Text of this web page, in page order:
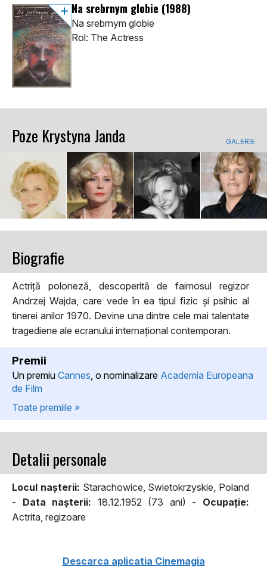
Na srebrnym globie (1988)
Na srebrnym globie
Rol: The Actress
Poze Krystyna Janda GALERIE
Biografie
Actriță poloneză, descoperită de faimosul regizor
Andrzej Wajda, care vede în ea tipul fizic și psihic al
tinerei anilor 1970. Devine una dintre cele mai talentate
tragediene ale ecranului internațional contemporan.
Premii
Un premiu Cannes , o nominalizare Academia Europeana
de Film
Toate premiile »
Detalii personale
Locul naşterii: Starachowice, Swietokrzyskie, Poland
- Data naşterii: 18.12.1952 (73 ani) - Ocupaţie:
Actrita, regizoare
Descarca aplicatia Cinemagia